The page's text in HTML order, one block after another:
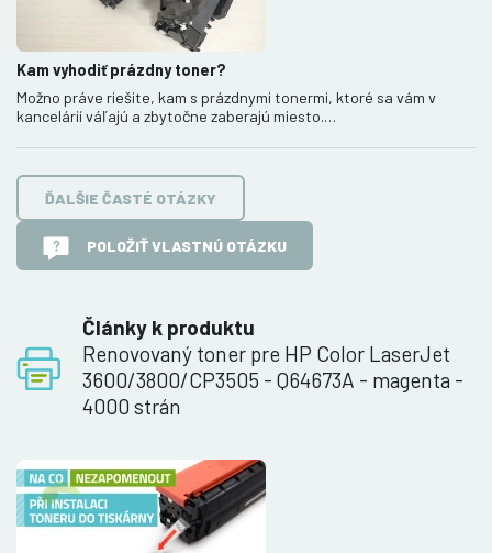
Články k produktu
Renovovaný toner pre HP Color LaserJet
3600/3800/CP3505 - Q64673A - magenta -
4000 strán
Kam vyhodiť prázdny toner?
Možno práve riešite, kam s prázdnymi tonermi, ktoré sa vám v
kancelárií váľajú a zbytočne zaberajú miesto.…
ĎALŠIE ČASTÉ OTÁZKY
POLOŽIŤ VLASTNÚ OTÁZKU